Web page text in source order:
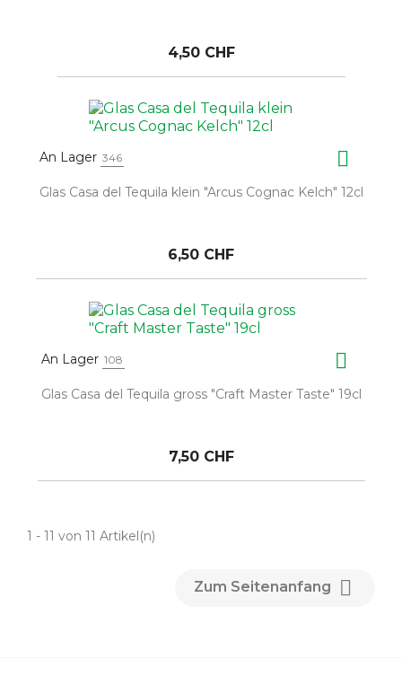
4,50 CHF
An Lager 346 
Glas Casa del Tequila klein "Arcus Cognac Kelch" 12cl
6,50 CHF
An Lager 108 
Glas Casa del Tequila gross "Craft Master Taste" 19cl
7,50 CHF
1 - 11 von 11 Artikel(n)
Zum Seitenanfang 